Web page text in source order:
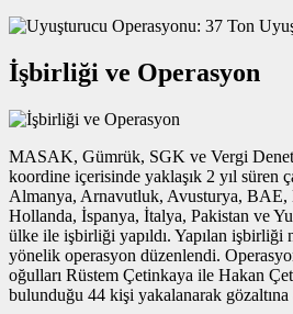
İşbirliği ve Operasyon
MASAK, Gümrük, SGK ve Vergi
koordine içerisinde yaklaşık 2 yıl süren
Almanya, Arnavutluk, Avusturya, BAE,
Hollanda, İspanya, İtalya, Pakistan ve
ülke ile işbirliği yapıldı. Yapılan işbirliği
yönelik operasyon düzenlendi.
oğulları Rüstem Çetinkaya ile Hakan
bulunduğu 44 kişi yakalanarak gözaltına